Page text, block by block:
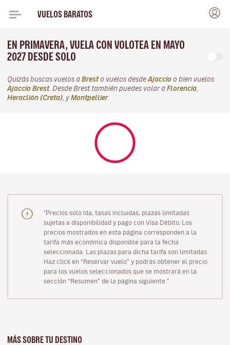
VUELOS BARATOS
EN PRIMAVERA, VUELA CON VOLOTEA EN MAYO
2027 DESDE SOLO
Quizás buscas vuelos a Bresto vuelos desde Ajaccio o bien vuelos
Ajaccio Brest. Desde Brest también puedes volar a Florencia
Heraclión (Creta) , y Montpellier.
"Precios solo ida, tasas incluidas, plazas limitadas
sujetas a disponibilidad y pago con Visa Débito. Los
precios mostrados en esta página corresponden a la
tarifa más económica disponible para la fecha
seleccionada. Las plazas para dicha tarifa son limitadas.
Haz click en “Reservar vuelo” y podrás obtener el precio
para los vuelos seleccionados que se mostrará en la
sección “Resumen” de la página siguiente."
MÁS SOBRE TU DESTINO